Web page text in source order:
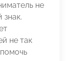
не
знак.
не так